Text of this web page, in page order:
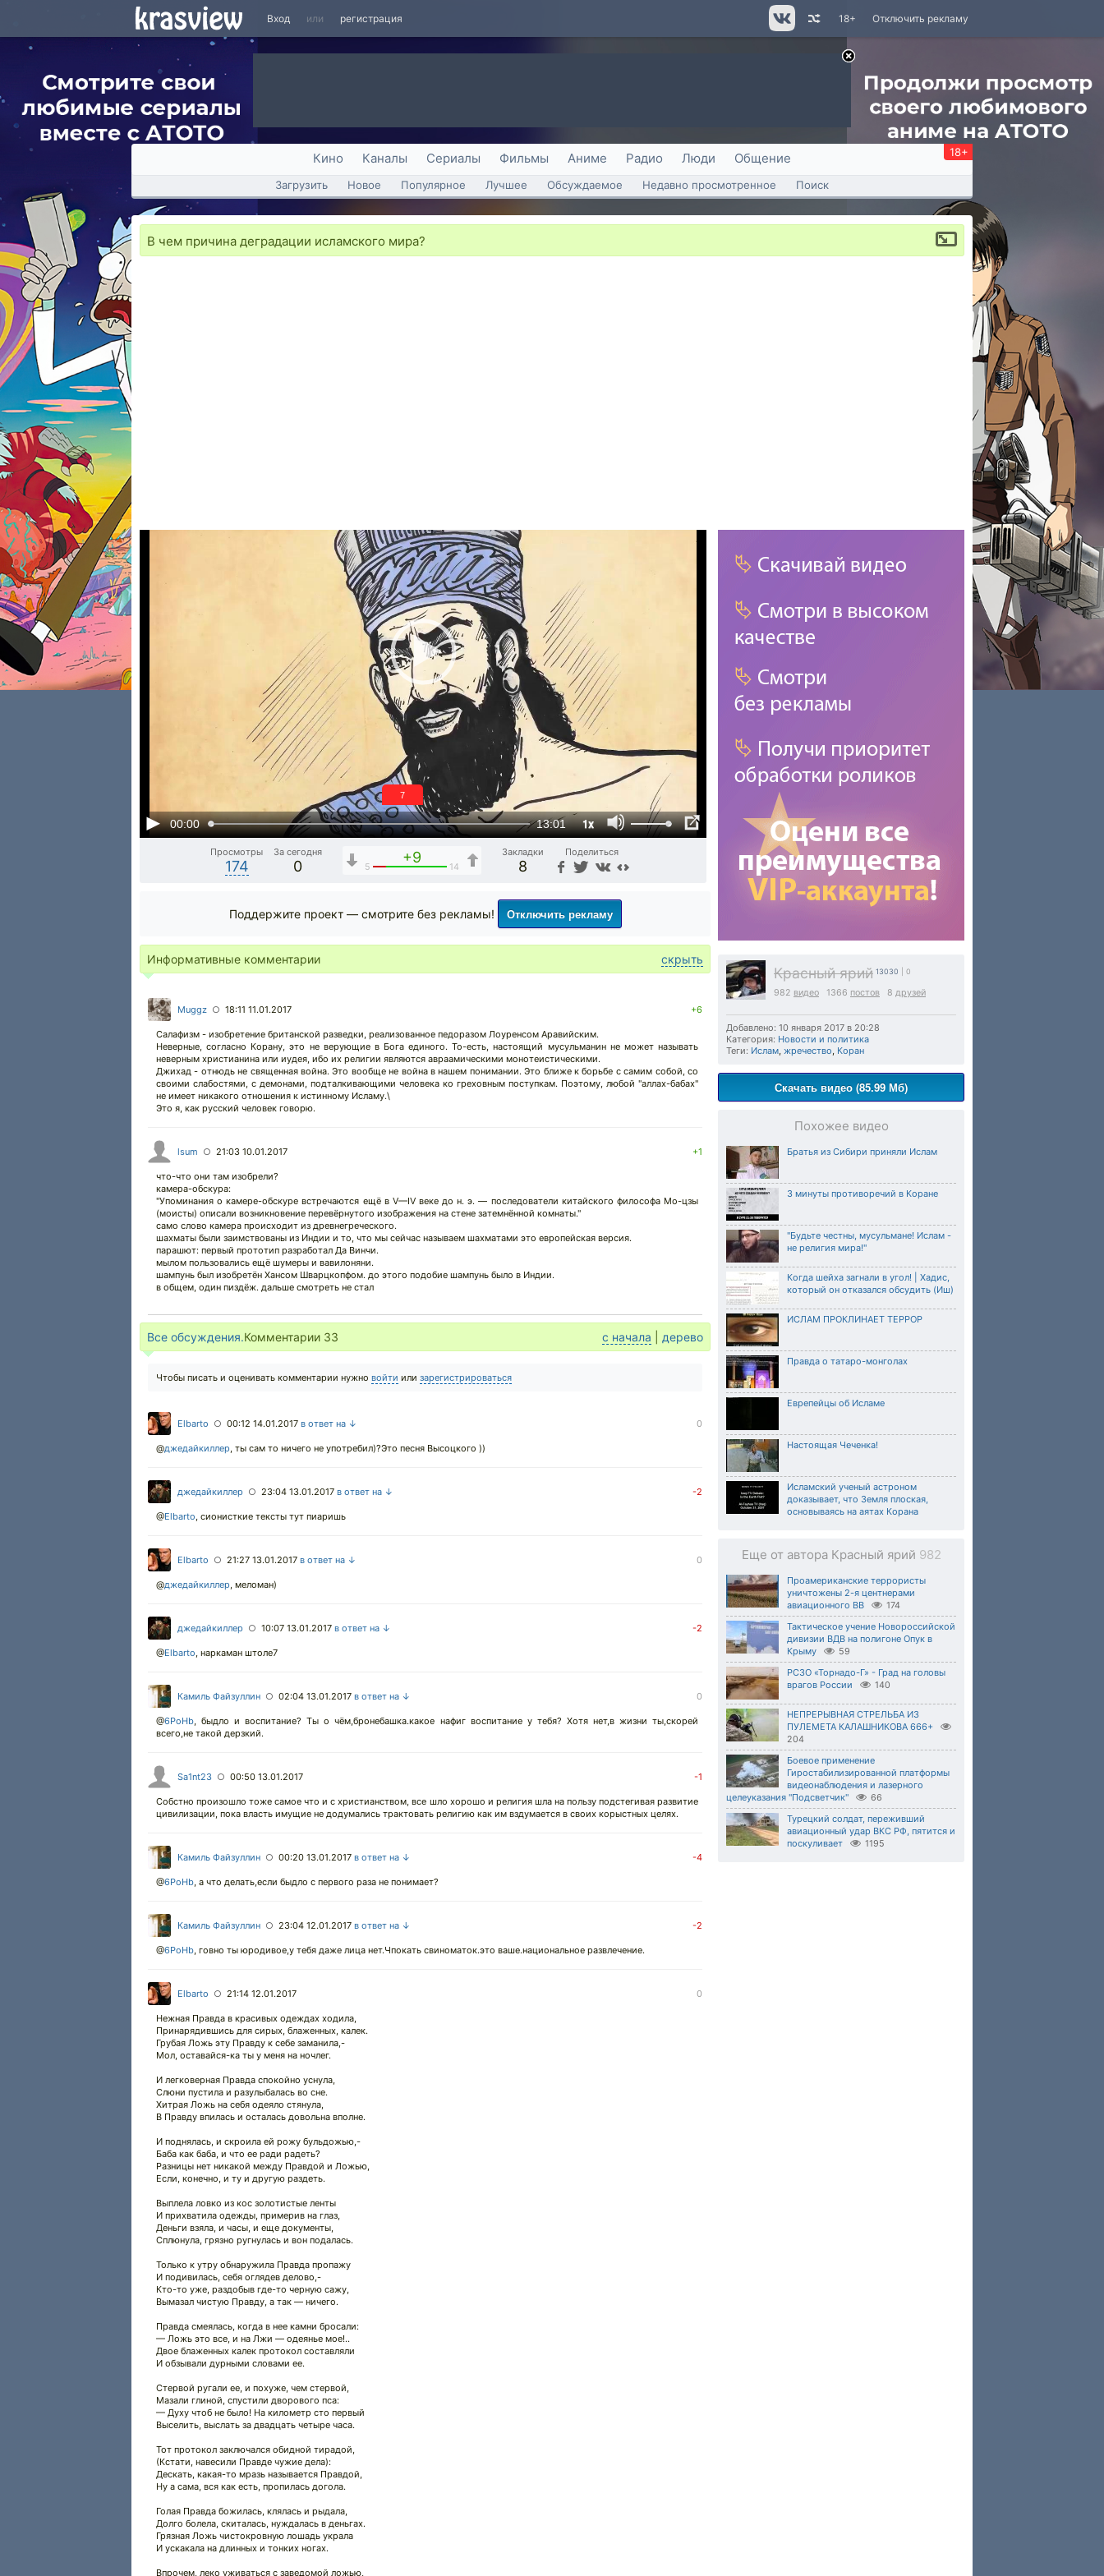
Вход или регистрация Отключить рекламу
18+
Кино Каналы Сериалы Фильмы Аниме Радио Люди Общение 18+
Загрузить Новое Популярное Лучшее Обсуждаемое Недавно просмотренное Поиск
В чем причина деградации исламского мира?
00:00 13:01 1x
6
Просмотры
174
За сегодня
0
+9
5 14
Закладки
8
Поделиться
Красный ярий 13030 | 0
982 видео 1366 постов 8 друзей
Добавлено: 10 января 2017 в 20:28
Категория: Новости и политика
Теги: Ислам, жречество, Коран
Скачать видео (85.99 Мб)
Похожее видео
Братья из Сибири приняли Ислам
3 минуты противоречий в Коране
"Будьте честны, мусульмане! Ислам -
не религия мира!"
Когда шейха загнали в угол! | Хадис,
который он отказался обсудить (Иш)
ИСЛАМ ПРОКЛИНАЕТ ТЕРРОР
Правда о татаро-монголах
Еврепейцы об Исламе
Настоящая Чеченка!
Исламский ученый астроном
доказывает, что Земля плоская,
основываясь на аятах Корана
Еще от автора Красный ярий 982
Проамериканские террористы
уничтожены 2-я центнерами
авиационного ВВ
174
Тактическое учение Новороссийской
дивизии ВДВ на полигоне Опук в
Крыму
59
РСЗО «Торнадо-Г» - Град на головы
врагов России
140
НЕПРЕРЫВНАЯ СТРЕЛЬБА ИЗ
ПУЛЕМЕТА КАЛАШНИКОВА 666+
204
Боевое применение
Гиростабилизированной платформы
видеонаблюдения и лазерного
целеуказания "Подсветчик"
66
Турецкий солдат, переживший
авиационный удар ВКС РФ, пятится и
поскуливает
1195
Поддержите проект — смотрите без рекламы! Отключить рекламу
Информативные комментарии скрыть
Muggz ○ 18:11 11.01.2017 +6
Салафизм - изобретение британской разведки, реализованное педоразом Лоуренсом Аравийским.
Неверные, согласно Корану, это не верующие в Бога единого. То-есть, настоящий мусульманин не может называть
неверным христианина или иудея, ибо их религии являются авраамическими монотеистическими.
Джихад - отнюдь не священная война. Это вообще не война в нашем понимании. Это ближе к борьбе с самим собой, со
своими слабостями, с демонами, подталкивающими человека ко греховным поступкам. Поэтому, любой "аллах-бабах"
не имеет никакого отношения к истинному Исламу.\
Это я, как русский человек говорю.
lsum ○ 21:03 10.01.2017 +1
что-что они там изобрели?
камера-обскура:
"Упоминания о камере-обскуре встречаются ещё в V—IV веке до н. э. — последователи китайского философа Мо-цзы
(моисты) описали возникновение перевёрнутого изображения на стене затемнённой комнаты."
само слово камера происходит из древнегреческого.
шахматы были заимствованы из Индии и то, что мы сейчас называем шахматами это европейская версия.
парашют: первый прототип разработал Да Винчи.
мылом пользовались ещё шумеры и вавилоняни.
шампунь был изобретён Хансом Шварцкопфом. до этого подобие шампунь было в Индии.
в общем, один пиздёж. дальше смотреть не стал
Все обсуждения.Комментарии 33 с начала дерево
Чтобы писать и оценивать комментарии нужно войти или зарегистрироваться
Elbarto ○ 00:12 14.01.2017 в ответ на ↓ 0
@джедайкиллер, ты сам то ничего не употребил)?Это песня Высоцкого ))
джедайкиллер ○ 23:04 13.01.2017 в ответ на ↓ -2
@Elbarto, сионисткие тексты тут пиаришь
Elbarto ○ 21:27 13.01.2017 в ответ на ↓ 0
@джедайкиллер, меломан)
джедайкиллер ○ 10:07 13.01.2017 в ответ на ↓ -2
@Elbarto, наркаман штоле7
Камиль Файзуллин ○ 02:04 13.01.2017 в ответ на ↓ 0
@6PoHb,быдло и воспитание? Ты о чём,бронебашка.какое нафиг воспитание у тебя? Хотя нет,в жизни ты,скорей
всего,не такой дерзкий.
Sa1nt23 ○ 00:50 13.01.2017 -1
Собстно произошло тоже самое что и с христианством, все шло хорошо и религия шла на пользу подстегивая развитие
цивилизации, пока власть имущие не додумались трактовать религию как им вздумается в своих корыстных целях.
Камиль Файзуллин ○ 00:20 13.01.2017 в ответ на ↓ -4
@6PoHb, а что делать,если быдло с первого раза не понимает?
Камиль Файзуллин ○ 23:04 12.01.2017 в ответ на ↓ -2
@6PoHb, говно ты юродивое,у тебя даже лица нет.Чпокать свиноматок.это ваше.национальное развлечение.
Elbarto ○ 21:14 12.01.2017 0
Нежная Правда в красивых одеждах ходила,
Принарядившись для сирых, блаженных, калек.
Грубая Ложь эту Правду к себе заманила,-
Мол, оставайся-ка ты у меня на ночлег.
И легковерная Правда спокойно уснула,
Слюни пустила и разулыбалась во сне.
Хитрая Ложь на себя одеяло стянула,
В Правду впилась и осталась довольна вполне.
И поднялась, и скроила ей рожу бульдожью,-
Баба как баба, и что ее ради радеть?
Разницы нет никакой между Правдой и Ложью,
Если, конечно, и ту и другую раздеть.
Выплела ловко из кос золотистые ленты
И прихватила одежды, примерив на глаз,
Деньги взяла, и часы, и еще документы,
Сплюнула, грязно ругнулась и вон подалась.
Только к утру обнаружила Правда пропажу
И подивилась, себя оглядев делово,-
Кто-то уже, раздобыв где-то черную сажу,
Вымазал чистую Правду, а так — ничего.
Правда смеялась, когда в нее камни бросали:
— Ложь это все, и на Лжи — одеянье мое!..
Двое блаженных калек протокол составляли
И обзывали дурными словами ее.
Стервой ругали ее, и похуже, чем стервой,
Мазали глиной, спустили дворового пса:
— Духу чтоб не было! На километр сто первый
Выселить, выслать за двадцать четыре часа.
Тот протокол заключался обидной тирадой,
(Кстати, навесили Правде чужие дела):
Дескать, какая-то мразь называется Правдой,
Ну а сама, вся как есть, пропилась догола.
Голая Правда божилась, клялась и рыдала,
Долго болела, скиталась, нуждалась в деньгах.
Грязная Ложь чистокровную лошадь украла
И ускакала на длинных и тонких ногах.
Впрочем, леко уживаться с заведомой ложью,